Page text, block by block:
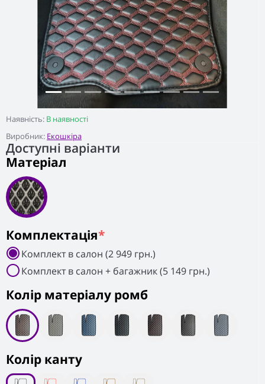
Наявність: В наявності
Виробник: Екошкіра
Доступні варіанти
Матеріал
Колiр матеріалу ромб
Колір канту
Комплектація*
Комплект в салон (2 949 грн.)
Комплект в салон + багажник (5 149 грн.)